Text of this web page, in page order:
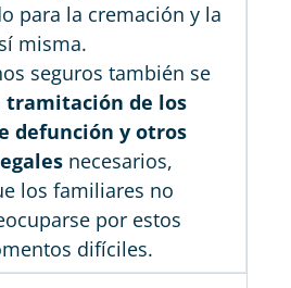
para la cremación y la
misma.
seguros también se
tramitación de los
defunción y otros
necesarios,
los familiares no
por estos
difíciles.